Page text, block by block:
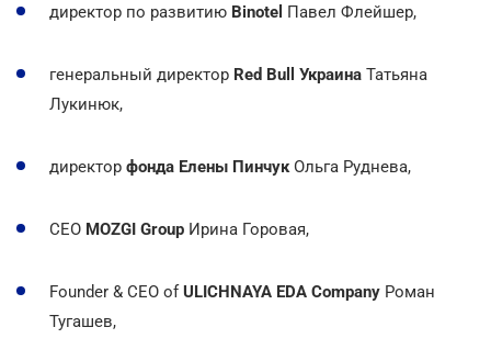
директор по развитию Binotel Павел Флейшер,
генеральный директор Red Bull Украина Татьяна
Лукинюк,
директор фонда Елены ПинчукОльга Руднева,
CEO MOZGI Group Ирина Горовая,
Founder & CEO ofULICHNAYA EDA Company Роман
Тугашев,